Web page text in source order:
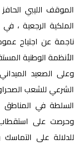
الموقف الليبي
الملكية الرجعية ،
ناجمة عن اجتياح
الأنظمة الوطنية
وعلى الصعيد
الشرعي للشعب
السلطة في المناطق
وحرصت على استقطاب
للدلالة على